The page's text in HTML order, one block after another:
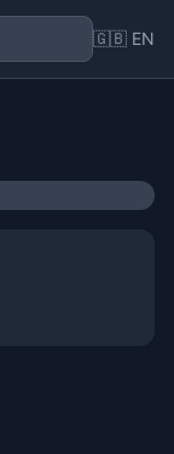
🇬🇧 EN